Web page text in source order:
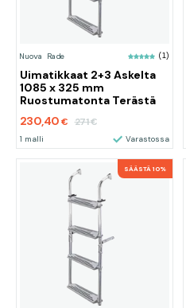
Nuova Rade (1)
Uimatikkaat 2+3 Askelta
1085 x 325 mm
Ruostumatonta Terästä
230,40€ 271€
1 malli Varastossa
SÄÄSTÄ 10%